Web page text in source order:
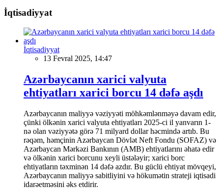
İqtisadiyyat
İqtisadiyyat
13 Fevral 2025, 14:47
Azərbaycanın xarici valyuta
ehtiyatları xarici borcu 14 dəfə aşdı
Azərbaycanın maliyyə vəziyyəti möhkəmlənməyə davam edir,
çünki ölkənin xarici valyuta ehtiyatları 2025-ci il yanvarın 1-
nə olan vəziyyətə görə 71 milyard dollar həcmində artıb. Bu
rəqəm, həmçinin Azərbaycan Dövlət Neft Fondu (SOFAZ) və
Azərbaycan Mərkəzi Bankının (AMB) ehtiyatlarını əhatə edir
və ölkənin xarici borcunu xeyli üstələyir; xarici borc
ehtiyatların təxminən 14 dəfə azdır. Bu güclü ehtiyat mövqeyi,
Azərbaycanın maliyyə sabitliyini və hökumətin strateji iqtisadi
idarəetməsini əks etdirir.